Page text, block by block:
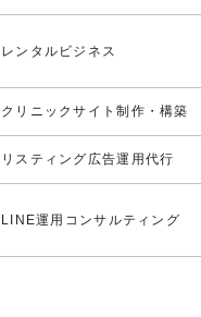
レンタルビジネス
クリニックサイト制作・構築
リスティング広告運用代行
LINE運用コンサルティング